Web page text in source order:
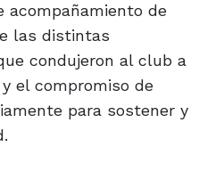
acompañamiento de
las distintas
condujeron al club a
el compromiso de
para sostener y